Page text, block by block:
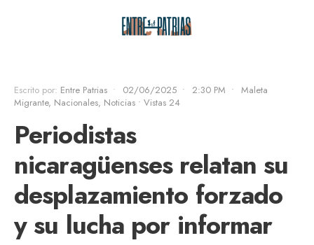
Escrito por: Entre Patrias • 02/06/2025 • 2:30 PM • Maleta
Migrante, Nacionales, Noticias • Vistas 24
Periodistas
nicaragüenses relatan su
desplazamiento forzado
y su lucha por informar